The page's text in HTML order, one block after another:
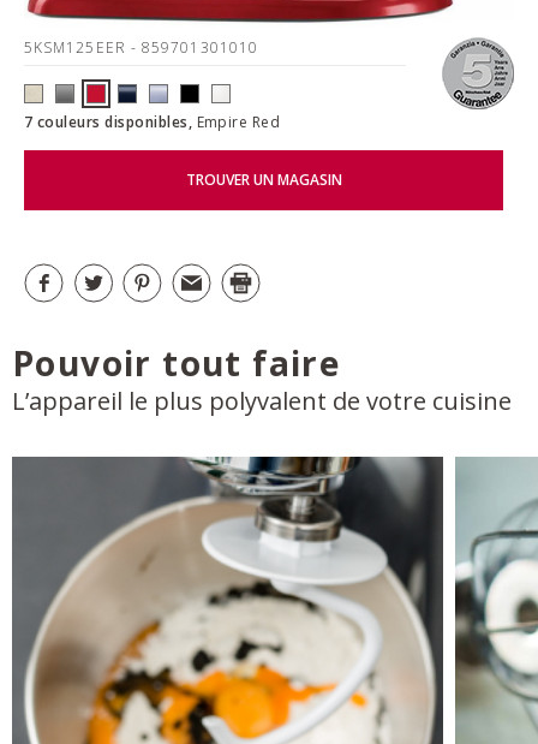
5KSM125EER - 859701301010
7 couleurs disponibles, Empire Red
TROUVER UN MAGASIN
Pouvoir tout faire
L’appareil le plus polyvalent de votre cuisine